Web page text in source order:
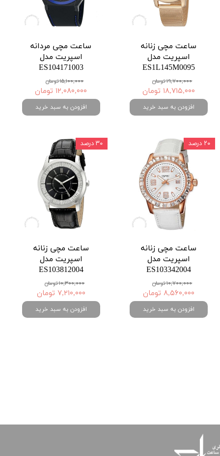
ساعت مچی زنانه
اسپریت مدل
ES1L145M0095
۱۹,۷۰۰,۰۰۰ تومان
۱۸,۷۱۵,۰۰۰ تومان
افزودن به سبد خرید
ساعت مچی مردانه
اسپریت مدل
ES104171003
۱۵,۱۰۰,۰۰۰ تومان
۱۲,۰۸۰,۰۰۰ تومان
افزودن به سبد خرید
ساعت مچی زنانه
اسپریت مدل
ES103342004
۱۰,۷۰۰,۰۰۰ تومان
۸,۵۶۰,۰۰۰ تومان
افزودن به سبد خرید
۲۰ درصد
ساعت مچی زنانه
اسپریت مدل
ES103812004
۱۰,۳۰۰,۰۰۰ تومان
۷,۲۱۰,۰۰۰ تومان
افزودن به سبد خرید
۳۰ درصد